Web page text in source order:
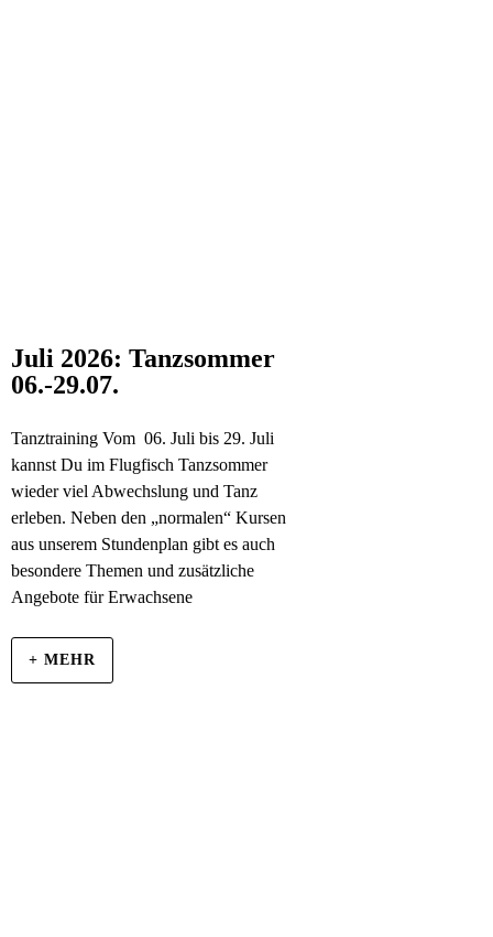
Juli 2026: Tanzsommer
06.-29.07.
Tanztraining Vom 06. Juli bis 29. Juli
kannst Du im Flugfisch Tanzsommer
wieder viel Abwechslung und Tanz
erleben. Neben den „normalen“ Kursen
aus unserem Stundenplan gibt es auch
besondere Themen und zusätzliche
Angebote für Erwachsene
+ MEHR